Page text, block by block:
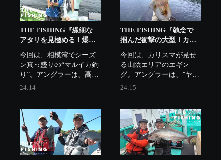
THE FISHING『繊細な
アタリを見極める！爆
釣！相模湾のマルイカ釣
り』
今回は、相模湾でシーズ
ン真っ盛りの“マルイカ釣
り”。アングラーは、高槻
慧と杉野美星。
24:14
THE FISHING『執念で
掴んだ衝撃の大型！カリ
スマが魅せる山陰エギン
グ』
今回は、カリスマが見せ
る山陰エリアのエギン
グ。アングラーは、“ヤマ
ラッピ”こと山田ヒロヒ
24:15